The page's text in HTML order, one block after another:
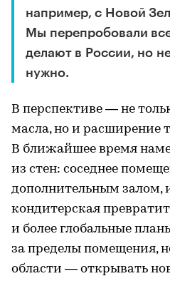
например, с Новой
Мы перепробовали
делают в России, но
нужно.
В перспективе — не
масла, но и расширение
В ближайшее время
из стен: соседнее
дополнительным залом,
кондитерская
и более глобальные
за пределы помещения,
области — открывать